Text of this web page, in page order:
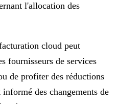
l'allocation des
cloud peut
fournisseurs de services
de profiter des réductions
des changements de